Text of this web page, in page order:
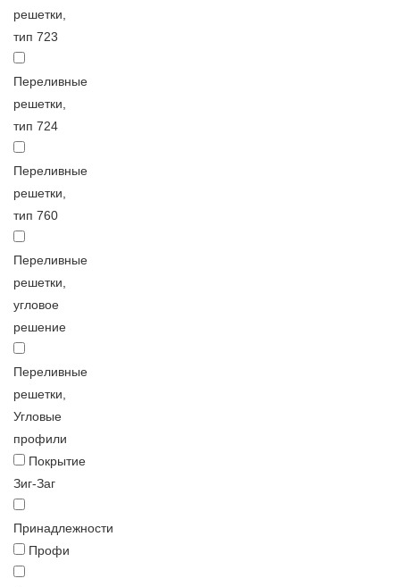
решетки,
тип 723
Переливные
решетки,
тип 724
Переливные
решетки,
тип 760
Переливные
решетки,
угловое
решение
Переливные
решетки,
Угловые
профили
Покрытие
Зиг-Заг
Принадлежности
Профи